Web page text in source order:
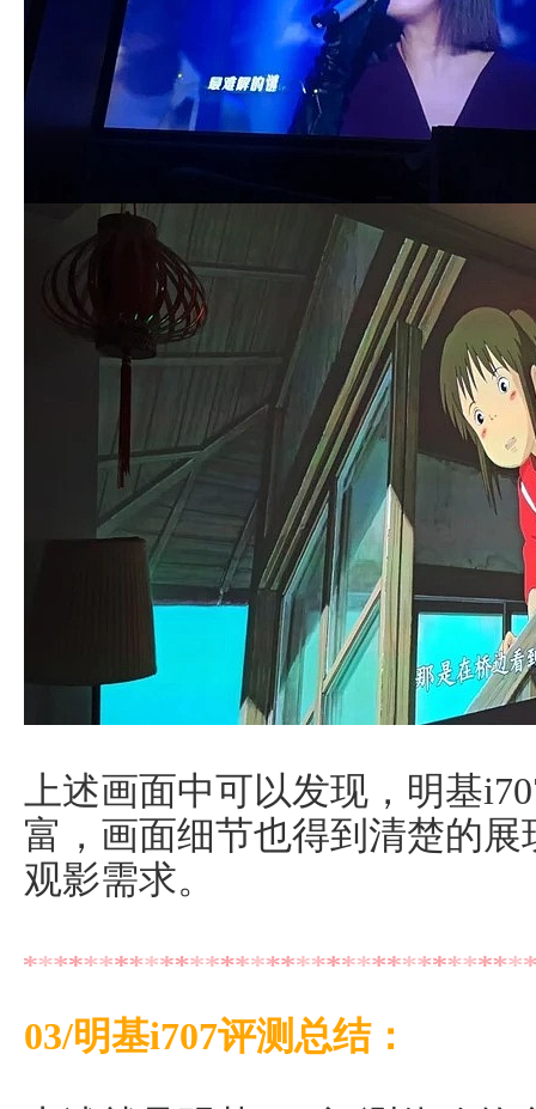
上述画面中可以发现，明基
富，画面细节也得到清楚的
观影需求。
03/明基i707评测总结：